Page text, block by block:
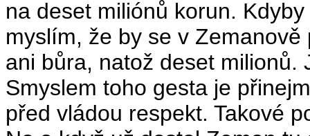
na deset miliónů korun.
myslím, že by se v
ani bůra, natož deset milionů.
Smyslem toho gesta je
před vládou respekt. Takové